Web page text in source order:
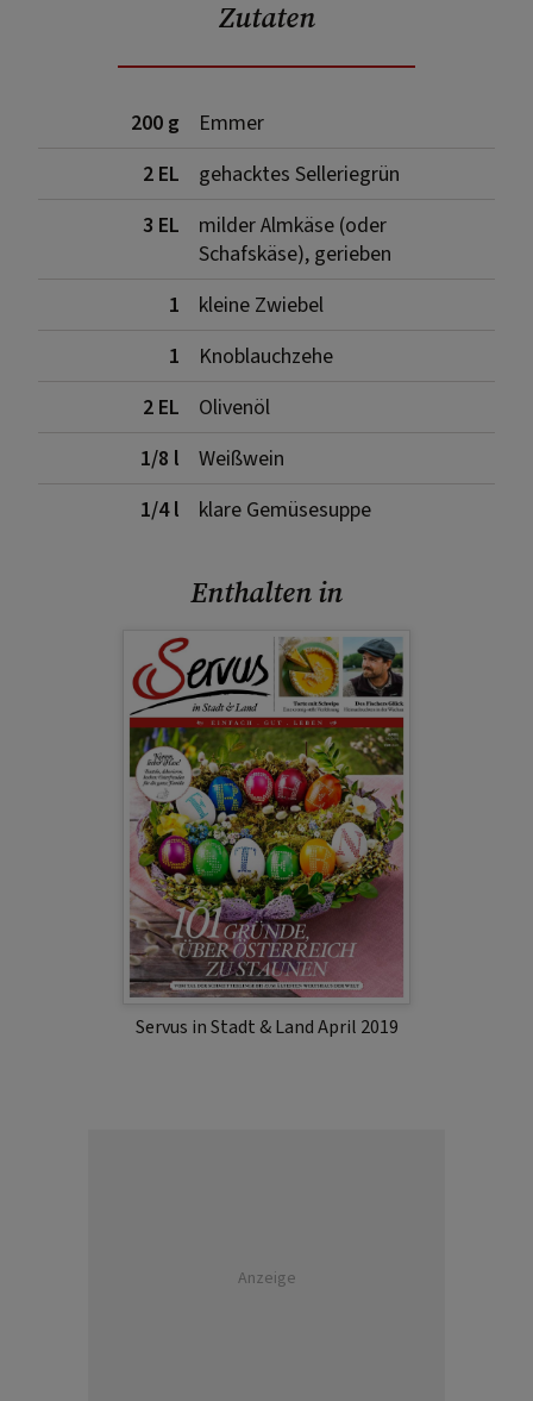
Zutaten
200 g
Emmer
2 EL
gehacktes Selleriegrün
3 EL
milder Almkäse (oder
Schafskäse), gerieben
1
kleine Zwiebel
1
Knoblauchzehe
2 EL
Olivenöl
1/8 l
Weißwein
1/4 l
klare Gemüsesuppe
Enthalten in
Servus in Stadt & Land April 2019
Anzeige